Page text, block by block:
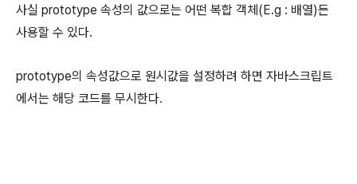
사실 prototype 속성의 값으로는 어떤 복합 객체(E.g : 배열)든
사용할 수 있다.
prototype의 속성값으로 원시값을 설정하려 하면 자바스크립트
에서는 해당 코드를 무시한다.